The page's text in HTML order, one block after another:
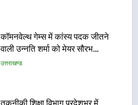
तकनीकी शिक्षा विभाग प्रदेशभर में